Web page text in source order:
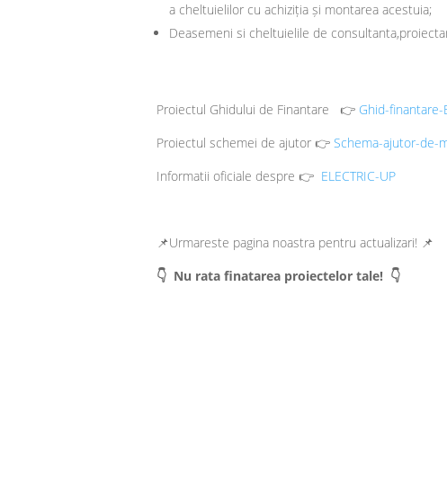
a cheltuielilor cu achiziția și montarea acestuia;
Deasemeni si cheltuielile de
Proiectul Ghidului de Finantare 👉 Ghid-
Proiectul schemei de ajutor 👉Schema-ajutor-de-
Informatii oficiale despre 👉 ELECTRIC-UP
📌Urmareste pagina noastra pentru actualizari! 📌
👇 Nu rata finatarea proiectelor tale! 👇